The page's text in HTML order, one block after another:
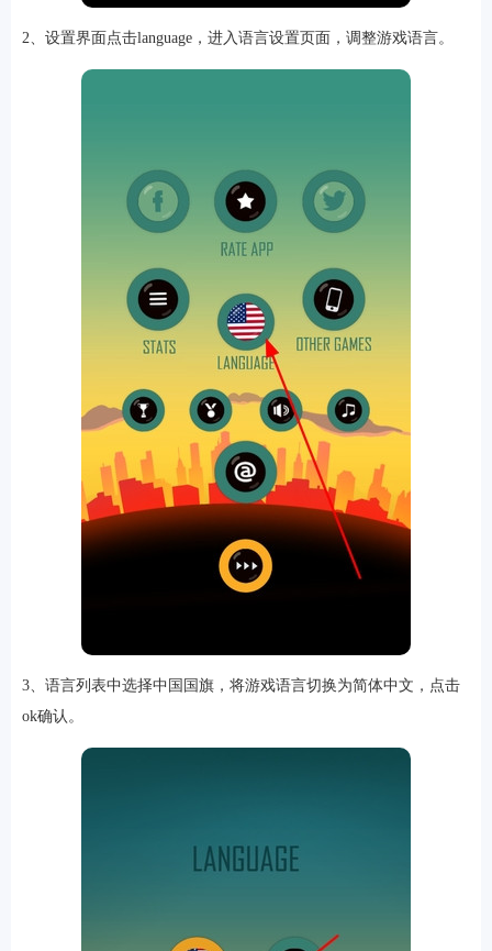
小游戏恋爱养成 沙盒模组up主自制 赛车竞速策略塔防
模拟经营 单机游戏
2、设置界面点击language，进入语言设置页面，调整游戏语言。
3、语言列表中选择中国国旗，将游戏语言切换为简体中文，点击
ok确认。